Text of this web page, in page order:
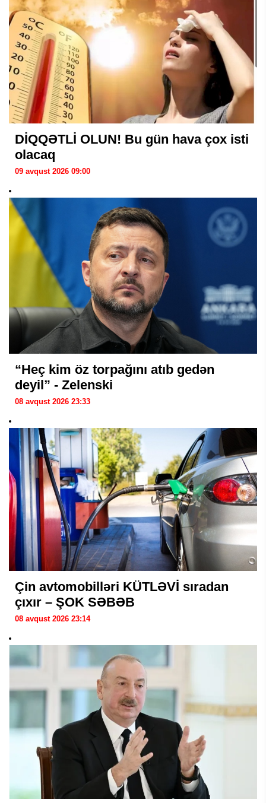
DİQQƏTLİ OLUN! Bu gün hava çox isti
olacaq
09 avqust 2026 09:00
“Heç kim öz torpağını atıb gedən
deyil” - Zelenski
08 avqust 2026 23:33
Çin avtomobilləri KÜTLƏVİ sıradan
çıxır – ŞOK SƏBƏB
08 avqust 2026 23:14